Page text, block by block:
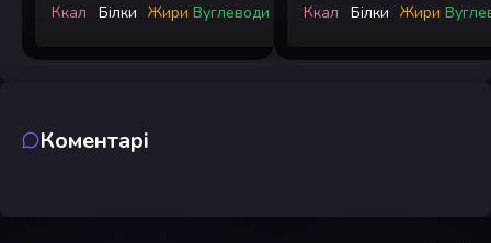
Ккал Білки Жири Вуглеводи Ккал Білки Жири
Коментарі